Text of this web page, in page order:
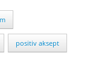
positiv aksept